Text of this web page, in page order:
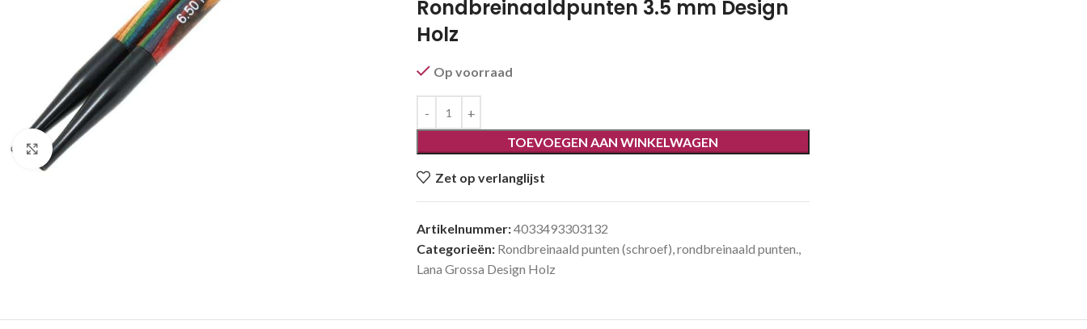
Klik om te vergroten
Rondbreinaaldpunten 3.5 mm Design
Holz
Op voorraad
TOEVOEGEN AAN WINKELWAGEN
Zet op verlanglijst
Artikelnummer:4033493303132
Categorieën: Rondbreinaald punten (schroef),rondbreinaald punten.,
Lana Grossa Design Holz